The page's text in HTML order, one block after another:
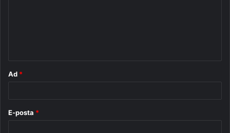
Ad *
E-posta *